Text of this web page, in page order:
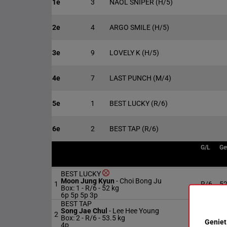
1e 3 NAOL SNIPER (H/5)
2e 4 ARGO SMILE (H/5)
3e 9 LOVELY K (H/5)
4e 7 LAST PUNCH (M/4)
5e 1 BEST LUCKY (R/6)
6e 2 BEST TAP (R/6)
G/L
1
BEST LUCKY
Moon Jung Kyun - Choi Bong Ju
Box: 1 - R/6 - 52 kg
6p 5p 5p 3p
R/6
2
BEST TAP
Song Jae Chul - Lee Hee Young
Box: 2 - R/6 - 53.5 kg
4p